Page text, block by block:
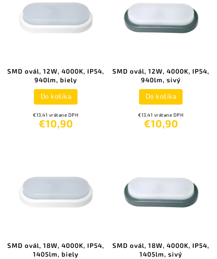
SMD ovál, 12W, 4000K, IP54,
940lm, biely
€13,41 vrátane DPH
€10,90
Do košíka
SMD ovál, 12W, 4000K, IP54,
940lm, sivý
€13,41 vrátane DPH
€10,90
Do košíka
SMD ovál, 18W, 4000K, IP54,
1405lm, biely
SMD ovál, 18W, 4000K, IP54,
1405lm, sivý